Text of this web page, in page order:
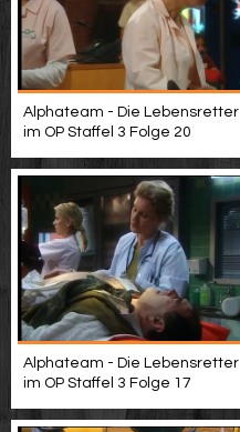
Alphateam - Die Lebensretter
im OP Staffel 3 Folge 20
Alphateam - Die Lebensretter
im OP Staffel 3 Folge 17